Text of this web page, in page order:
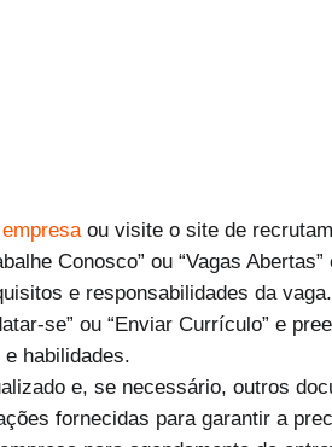
ou visite o site de
Conosco” ou “Vagas
e responsabilidades da vaga.
se” ou “Enviar Currículo” e
habilidades.
e, se necessário, outros
fornecidas para garantir a